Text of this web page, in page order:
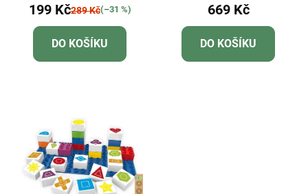
199 Kč289 Kč(–31 %)
DO KOŠÍKU
669 Kč
DO KOŠÍKU